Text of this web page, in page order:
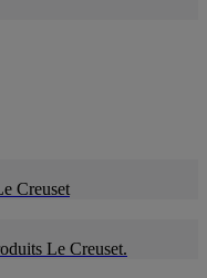
Creuset
Le Creuset.